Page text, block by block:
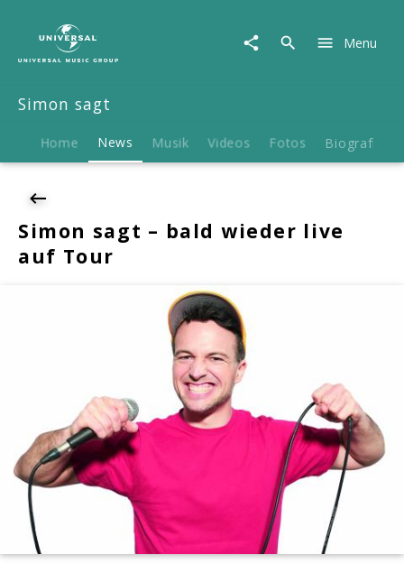
News
Simon
bald
Tour
Menu
Simon sagt
Home News Musik Videos Fotos Biografie
Simon sagt – bald wieder live
auf Tour